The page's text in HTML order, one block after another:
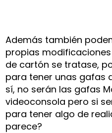
Además también
propias
de cartón se tratase,
para tener unas gafas
sí, no serán las gafas
videoconsola pero si
para tener algo de
parece?